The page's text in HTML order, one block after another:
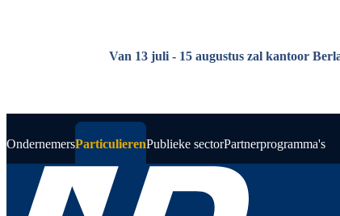
Van 13 juli - 15 augustus zal kantoor
OndernemersParticulierenPublieke sectorPartnerprogramma's